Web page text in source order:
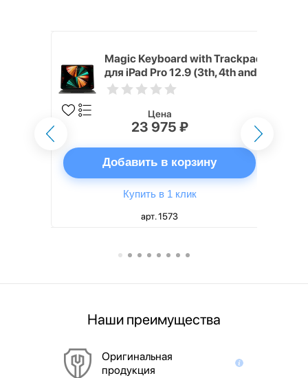
Magic Keyboard with Trackpad
для iPad Pro 12.9 (3th, 4th and
5th generation) русская,
Цена
23 975 ₽
Добавить в корзину
Купить в 1 клик
арт. 1573
Наши преимущества
Оригинальная
продукция